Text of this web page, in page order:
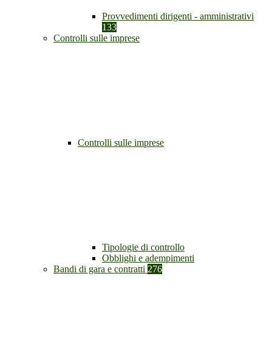
Provvedimenti dirigenti - amministrativi
133
Controlli sulle imprese
Controlli sulle imprese
Tipologie di controllo
Obblighi e adempimenti
Bandi di gara e contratti 276